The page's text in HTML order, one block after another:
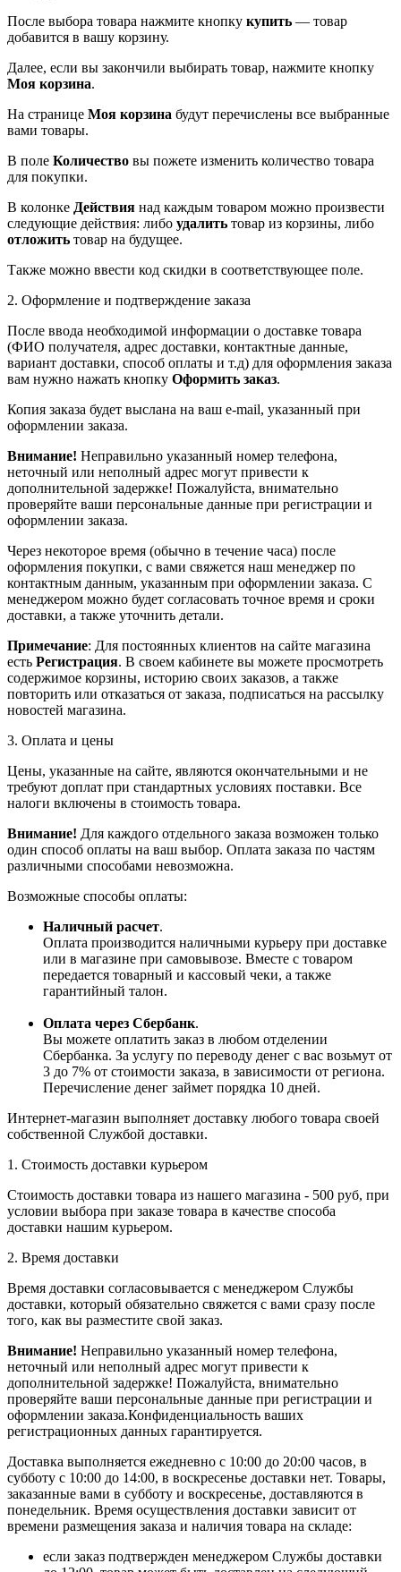
После выбора товара нажмите кнопку купить — товар
добавится в вашу корзину.
Далее, если вы закончили выбирать товар, нажмите кнопку
Моя корзина.
На странице Моя корзина будут перечислены все выбранные
вами товары.
В поле Количество вы пожете изменить количество товара
для покупки.
В колонке Действия над каждым товаром можно произвести
следующие действия: либо удалить товар из корзины, либо
отложить товар на будущее.
Также можно ввести код скидки в соответствующее поле.
2. Оформление и подтверждение заказа
После ввода необходимой информации о доставке товара
(ФИО получателя, адрес доставки, контактные данные,
вариант доставки, способ оплаты и т.д) для оформления заказа
вам нужно нажать кнопку Оформить заказ.
Копия заказа будет выслана на ваш e-mail, указанный при
оформлении заказа.
Внимание! Неправильно указанный номер телефона,
неточный или неполный адрес могут привести к
дополнительной задержке! Пожалуйста, внимательно
проверяйте ваши персональные данные при регистрации и
оформлении заказа.
Через некоторое время (обычно в течение часа) после
оформления покупки, с вами свяжется наш менеджер по
контактным данным, указанным при оформлении заказа. С
менеджером можно будет согласовать точное время и сроки
доставки, а также уточнить детали.
Примечание: Для постоянных клиентов на сайте магазина
есть Регистрация. В своем кабинете вы можете просмотреть
содержимое корзины, историю своих заказов, а также
повторить или отказаться от заказа, подписаться на рассылку
новостей магазина.
3. Оплата и цены
Цены, указанные на сайте, являются окончательными и не
требуют доплат при стандартных условиях поставки. Все
налоги включены в стоимость товара.
Внимание! Для каждого отдельного заказа возможен только
один способ оплаты на ваш выбор. Оплата заказа по частям
различными способами невозможна.
Возможные способы оплаты:
Наличный расчет.
Оплата производится наличными курьеру при доставке
или в магазине при самовывозе. Вместе с товаром
передается товарный и кассовый чеки, а также
гарантийный талон.
Оплата через Сбербанк.
Вы можете оплатить заказ в любом отделении
Сбербанка. За услугу по переводу денег с вас возьмут от
3 до 7% от стоимости заказа, в зависимости от региона.
Перечисление денег займет порядка 10 дней.
Интернет-магазин выполняет доставку любого товара своей
собственной Службой доставки.
1. Стоимость доставки курьером
Стоимость доставки товара из нашего магазина - 500 руб, при
условии выбора при заказе товара в качестве способа
доставки нашим курьером.
2. Время доставки
Время доставки согласовывается с менеджером Службы
доставки, который обязательно свяжется с вами сразу после
того, как вы разместите свой заказ.
Внимание! Неправильно указанный номер телефона,
неточный или неполный адрес могут привести к
дополнительной задержке! Пожалуйста, внимательно
проверяйте ваши персональные данные при регистрации и
оформлении заказа.Конфиденциальность ваших
регистрационных данных гарантируется.
Доставка выполняется ежедневно с 10:00 до 20:00 часов, в
субботу с 10:00 до 14:00, в воскресенье доставки нет. Товары,
заказанные вами в субботу и воскресенье, доставляются в
понедельник. Время осуществления доставки зависит от
времени размещения заказа и наличия товара на складе:
если заказ подтвержден менеджером Службы доставки